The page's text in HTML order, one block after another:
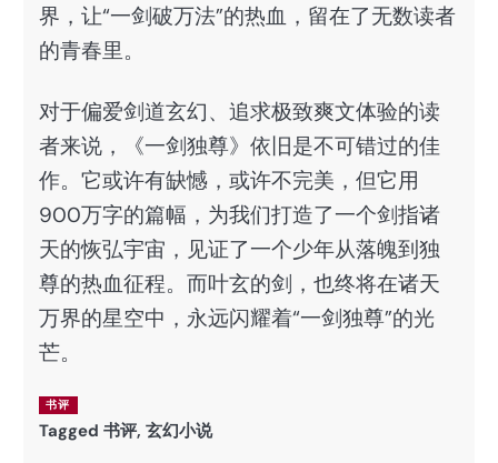
界，让“一剑破万法”的热血，留在了无数读者
的青春里。
对于偏爱剑道玄幻、追求极致爽文体验的读
者来说，《一剑独尊》依旧是不可错过的佳
作。它或许有缺憾，或许不完美，但它用
900万字的篇幅，为我们打造了一个剑指诸
天的恢弘宇宙，见证了一个少年从落魄到独
尊的热血征程。而叶玄的剑，也终将在诸天
万界的星空中，永远闪耀着“一剑独尊”的光
芒。
书评
Tagged 书评, 玄幻小说